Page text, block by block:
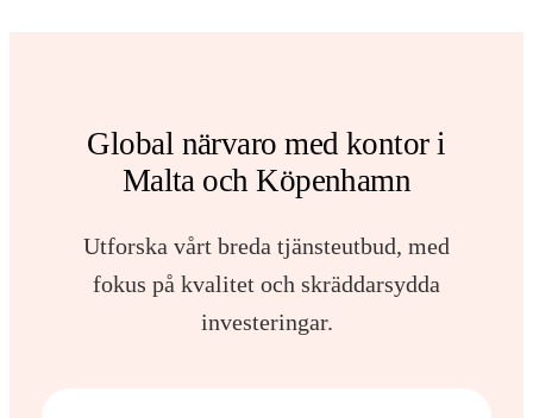
Global närvaro med kontor i
Malta och Köpenhamn
Utforska vårt breda tjänsteutbud, med
fokus på kvalitet och skräddarsydda
investeringar.